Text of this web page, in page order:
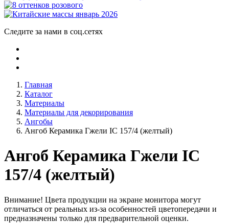
Следите за нами в соц.сетях
Главная
Каталог
Материалы
Материалы для декорирования
Ангобы
Ангоб Керамика Гжели IC 157/4 (желтый)
Ангоб Керамика Гжели IC
157/4 (желтый)
Внимание! Цвета продукции на экране монитора могут
отличаться от реальных из-за особенностей цветопередачи и
предназначены только для предварительной оценки.